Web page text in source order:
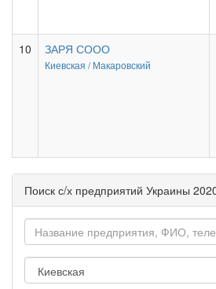
10 ЗАРЯ СООО
Киевская /Макаровский
Поиск с/х предприятий Украины